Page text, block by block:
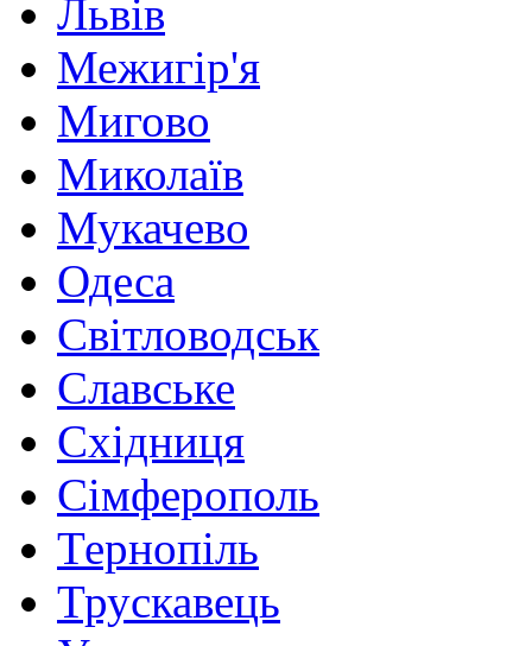
Львів
Межигір'я
Мигово
Миколаїв
Мукачево
Одеса
Світловодськ
Славське
Східниця
Сімферополь
Тернопіль
Трускавець